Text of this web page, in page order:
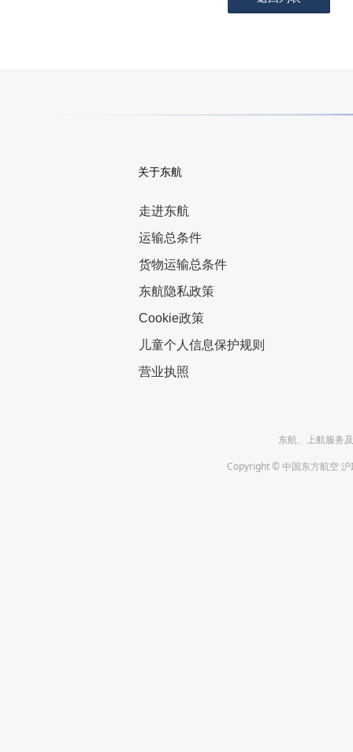
关于东航
走进东航
运输总条件
货物运输总条件
东航隐私政策
Cookie政策
儿童个人信息保护规则
营业执照
东航、上航服务
Copyright © 中国东方航空